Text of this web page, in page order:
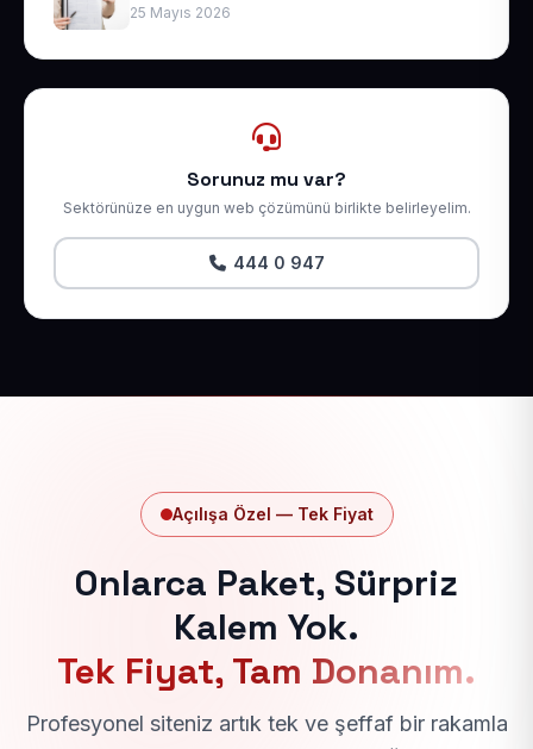
25 Mayıs 2026
Sorunuz mu var?
Sektörünüze en uygun web çözümünü birlikte belirleyelim.
444 0 947
Açılışa Özel — Tek Fiyat
Onlarca Paket, Sürpriz
Kalem Yok.
Tek Fiyat, Tam Donanım.
Profesyonel siteniz artık tek ve şeffaf bir rakamla